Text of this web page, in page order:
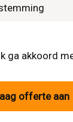
ga akkoord